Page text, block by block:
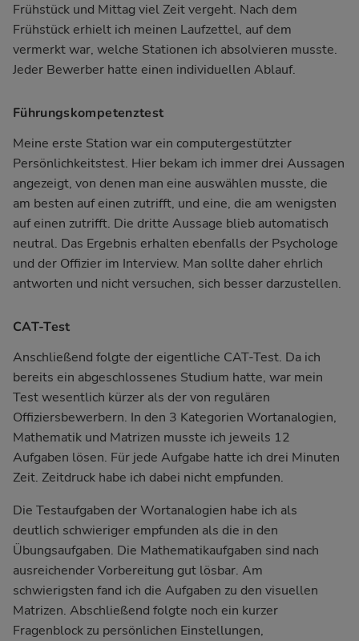
Frühstück und Mittag viel Zeit vergeht. Nach dem
Frühstück erhielt ich meinen Laufzettel, auf dem
vermerkt war, welche Stationen ich absolvieren musste.
Jeder Bewerber hatte einen individuellen Ablauf.
Führungskompetenztest
Meine erste Station war ein computergestützter
Persönlichkeitstest. Hier bekam ich immer drei Aussagen
angezeigt, von denen man eine auswählen musste, die
am besten auf einen zutrifft, und eine, die am wenigsten
auf einen zutrifft. Die dritte Aussage blieb automatisch
neutral. Das Ergebnis erhalten ebenfalls der Psychologe
und der Offizier im Interview. Man sollte daher ehrlich
antworten und nicht versuchen, sich besser darzustellen.
CAT-Test
Anschließend folgte der eigentliche CAT-Test. Da ich
bereits ein abgeschlossenes Studium hatte, war mein
Test wesentlich kürzer als der von regulären
Offiziersbewerbern. In den 3 Kategorien Wortanalogien,
Mathematik und Matrizen musste ich jeweils 12
Aufgaben lösen. Für jede Aufgabe hatte ich drei Minuten
Zeit. Zeitdruck habe ich dabei nicht empfunden.
Die Testaufgaben der Wortanalogien habe ich als
deutlich schwieriger empfunden als die in den
Übungsaufgaben. Die Mathematikaufgaben sind nach
ausreichender Vorbereitung gut lösbar. Am
schwierigsten fand ich die Aufgaben zu den visuellen
Matrizen. Abschließend folgte noch ein kurzer
Fragenblock zu persönlichen Einstellungen,